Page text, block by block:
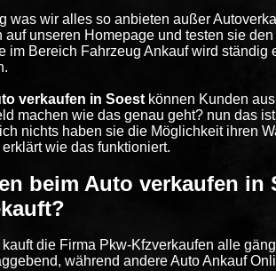
was wir alles so anbieten außer
auf unseren Homepage und testen sie
im Bereich Fahrzeug Ankauf wird ständig
verkaufen in Soest können Kunden
machen wie das genau geht? nun das
nichts haben sie die Möglichkeit ihren
wie das funktioniert.
beim Auto verkaufen in
die Firma Pkw-Kfzverkaufen alle
während andere Auto Ankauf